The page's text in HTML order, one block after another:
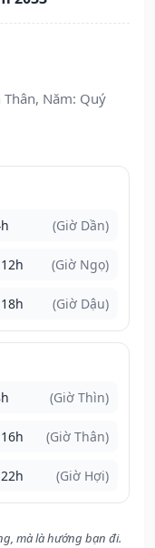
Thân, Năm: Quý
(Giờ Dần)
(Giờ Ngọ)
(Giờ Dậu)
(Giờ Thìn)
(Giờ Thân)
(Giờ Hợi)
mà là hướng bạn đi.